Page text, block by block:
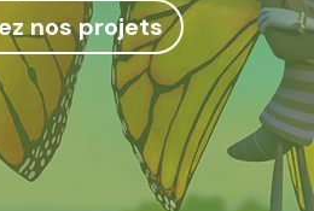
nos projets